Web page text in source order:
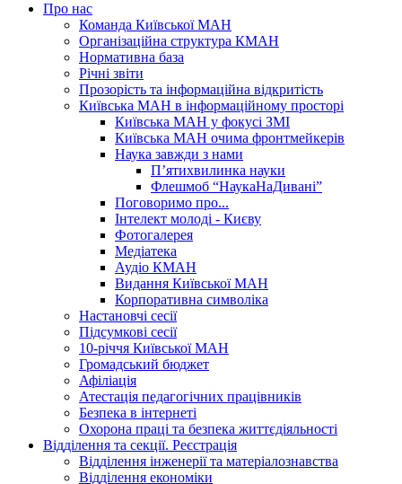
Про нас
Команда Київської МАН
Організаційна структура КМАН
Нормативна база
Річні звіти
Прозорість та інформаційна відкритість
Київська МАН в інформаційному просторі
Київська МАН у фокусі ЗМІ
Київська МАН очима фронтмейкерів
Наука завжди з нами
П’ятихвилинка науки
Флешмоб “НаукаНаДивані”
Поговоримо про...
Інтелект молоді - Києву
Фотогалерея
Медіатека
Аудіо КМАН
Видання Київської МАН
Корпоративна символіка
Настановчі сесії
Підсумкові сесії
10-річчя Київської МАН
Громадський бюджет
Афіліація
Атестація педагогічних працівників
Безпека в інтернеті
Охорона праці та безпека життєдіяльності
Відділення та секції. Реєстрація
Відділення інженерії та матеріалознавства
Відділення економіки